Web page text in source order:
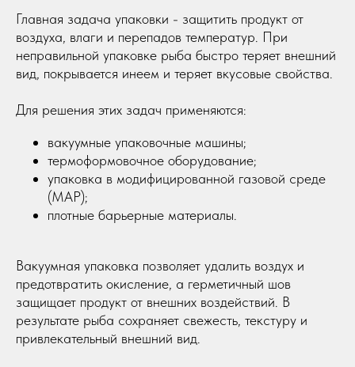
Главная задача упаковки - защитить продукт от
воздуха, влаги и перепадов температур. При
неправильной упаковке рыба быстро теряет внешний
вид, покрывается инеем и теряет вкусовые свойства.
Для решения этих задач применяются:
вакуумные упаковочные машины;
термоформовочное оборудование;
упаковка в модифицированной газовой среде
(MAP);
плотные барьерные материалы.
Вакуумная упаковка позволяет удалить воздух и
предотвратить окисление, а герметичный шов
защищает продукт от внешних воздействий. В
результате рыба сохраняет свежесть, текстуру и
привлекательный внешний вид.
Политика конфиденциальности
©2023-2026 ООО «ВОСТОК» Все права защищены